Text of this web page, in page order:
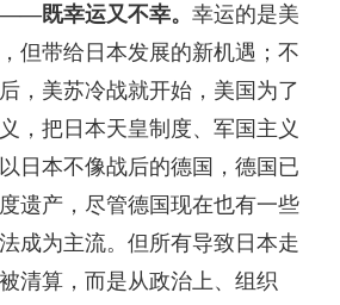
既幸运又不幸。 幸运的是美
但带给日本发展的新机遇；不
，美苏冷战就开始，美国为了
，把日本天皇制度、军国主义
日本不像战后的德国，德国已
遗产，尽管德国现在也有一些
成为主流。但所有导致日本走
清算，而是从政治上、组织